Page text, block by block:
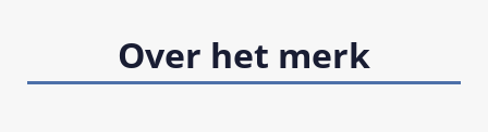
Over het merk